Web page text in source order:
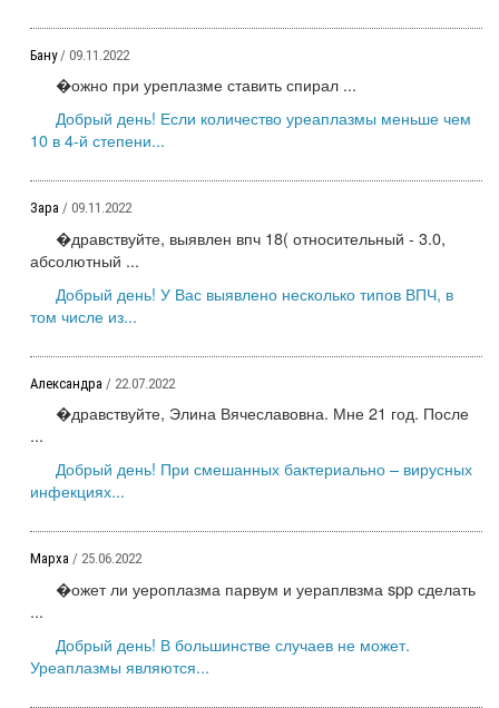
Бану / 09.11.2022
�ожно при уреплазме ставить спирал ...
Добрый день! Если количество уреаплазмы меньше чем
10 в 4-й степени...
Зара / 09.11.2022
�дравствуйте, выявлен впч 18( относительный - 3.0,
абсолютный ...
Добрый день! У Вас выявлено несколько типов ВПЧ, в
том числе из...
Александра / 22.07.2022
�дравствуйте, Элина Вячеславовна. Мне 21 год. После
...
Добрый день! При смешанных бактериально – вирусных
инфекциях...
Марха / 25.06.2022
�ожет ли уероплазма парвум и уераплвзма spp сделать
...
Добрый день! В большинстве случаев не может.
Уреаплазмы являются...